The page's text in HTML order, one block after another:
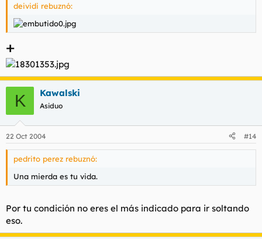
deividi rebuznó:
+
K Kawalski
Asiduo
22 Oct 2004 #14
pedrito perez rebuznó:
Una mierda es tu vida.
Por tu condición no eres el más indicado para ir soltando
eso.